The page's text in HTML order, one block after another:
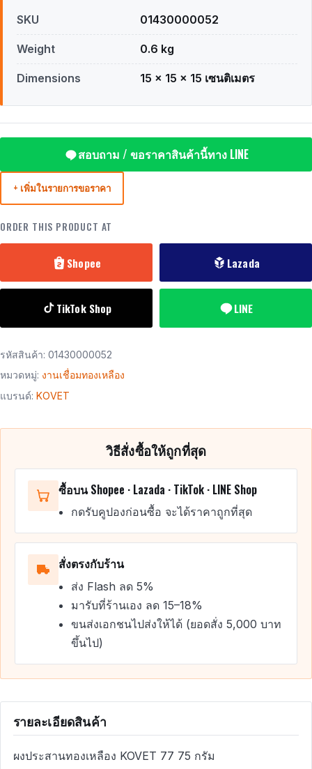
SKU 01430000052
Weight 0.6 kg
Dimensions 15 × 15 × 15 เซนติเมตร
สอบถาม / ขอราคาสินค้านี้ทาง LINE
+ เพิ่มในรายการขอราคา
ORDER THIS PRODUCT AT
Shopee Lazada
TikTok Shop LINE
รหัสสินค้า: 01430000052
หมวดหมู่: งานเชื่อมทองเหลือง
แบรนด์: KOVET
วิธีสั่งซื้อให้ถูกที่สุด
ซื้อบน Shopee · Lazada · TikTok · LINE Shop
กดรับคูปองก่อนซื้อ จะได้ราคาถูกที่สุด
สั่งตรงกับร้าน
ส่ง Flash ลด 5%
มารับที่ร้านเอง ลด 15–18%
ขนส่งเอกชนไปส่งให้ได้ (ยอดสั่ง 5,000 บาท
ขึ้นไป)
รายละเอียดสินค้า
ผงประสานทองเหลือง KOVET 77 75 กรัม